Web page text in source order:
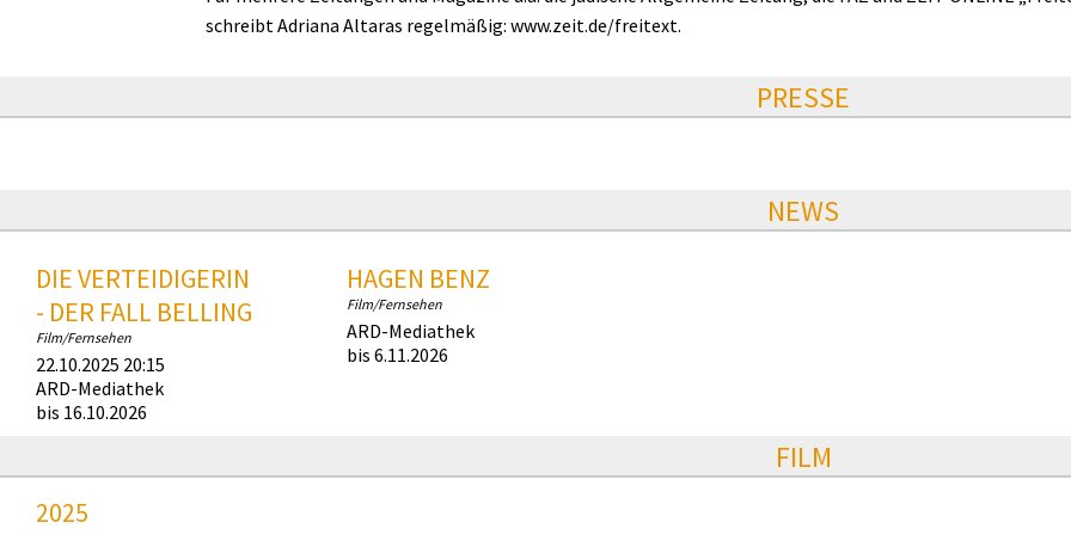
schreibt Adriana Altaras regelmäßig: www.zeit.de/freitext.
PRESSE
NEWS
DIE VERTEIDIGERIN
- DER FALL BELLING
Film/Fernsehen
22.10.2025 20:15
ARD-Mediathek
bis 16.10.2026
HAGEN BENZ
Film/Fernsehen
ARD-Mediathek
bis 6.11.2026
FILM
2025